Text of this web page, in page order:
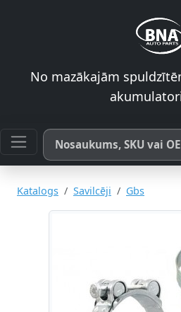
No mazākajām
Meklēt pēc produkta
Katalogs Savilcēji Gbs